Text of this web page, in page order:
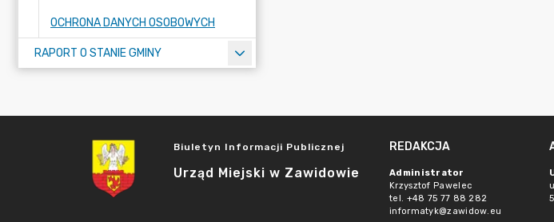
OCHRONA DANYCH OSOBOWYCH
RAPORT O STANIE GMINY
Biuletyn Informacji Publicznej
Urząd Miejski w Zawidowie
REDAKCJA
Administrator
Krzysztof Pawelec
tel. +48 75 77 88 282
informatyk@zawidow.eu